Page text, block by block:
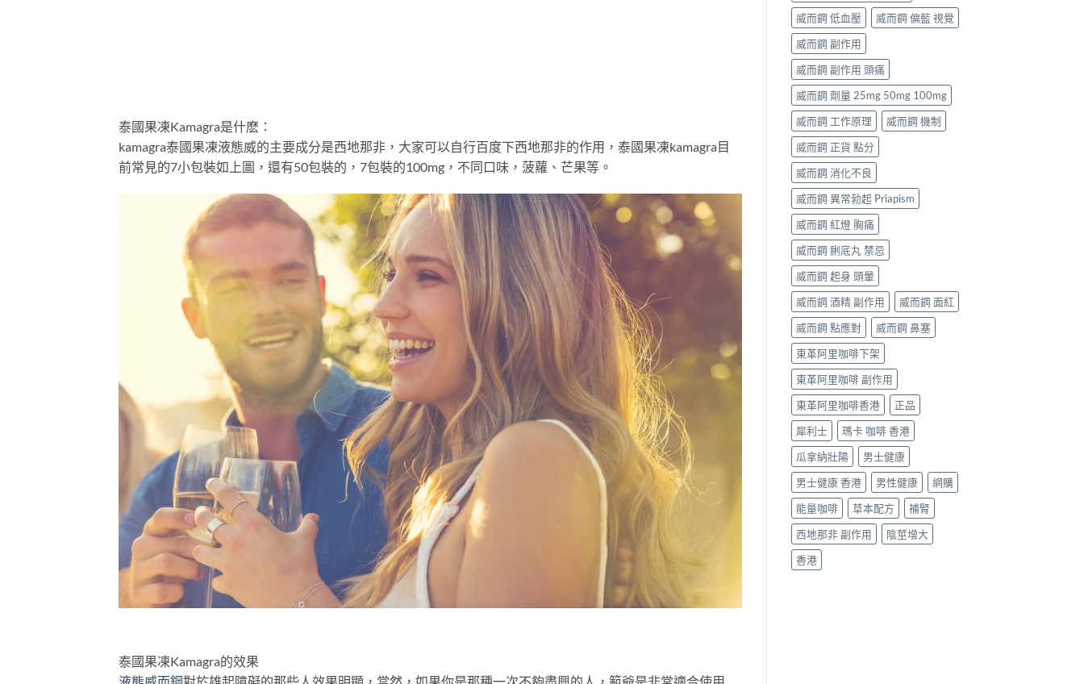
泰國果凍Kamagra是什麽：
kamagra泰國果凍液態威的主要成分是西地那非，大家可以自行百度下西地那非的作用，泰國果凍kamagra目
前常見的7小包裝如上圖，還有50包裝的，7包裝的100mg，不同口味，菠蘿、芒果等。
泰國果凍Kamagra的效果
液態威而鋼對於雄起障礙的那些人效果明顯，當然，如果你是那種一次不夠盡興的人，範爺是非常適合使用
威而鋼 低血壓
威而鋼 偏藍 視覺
威而鋼 副作用
威而鋼 副作用 頭痛
威而鋼 劑量 25mg 50mg 100mg
威而鋼 工作原理
威而鋼 機制
威而鋼 正貨 點分
威而鋼 消化不良
威而鋼 異常勃起 Priapism
威而鋼 紅燈 胸痛
威而鋼 脷底丸 禁忌
威而鋼 起身 頭暈
威而鋼 酒精 副作用
威而鋼 面紅
威而鋼 點應對
威而鋼 鼻塞
東革阿里咖啡下架
東革阿里咖啡 副作用
東革阿里咖啡香港
正品
犀利士
瑪卡 咖啡 香港
瓜拿納壯陽
男士健康
男士健康 香港
男性健康
網購
能量咖啡
草本配方
補腎
西地那非 副作用
陰莖增大
香港